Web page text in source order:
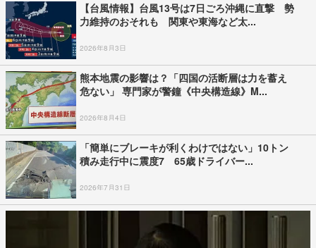
【台風情報】台風13号は7日ごろ沖縄に直撃 勢
力維持のおそれも 関東や東海など太...
2026年8月3日
熊本地震の影響は？「四国の活断層は力を蓄え
危ない」 専門家が警鐘《中央構造線》M...
2026年8月4日
「簡単にブレーキが利くわけではない」10トン
積み走行中に震度7 65歳ドライバー...
2026年7月31日